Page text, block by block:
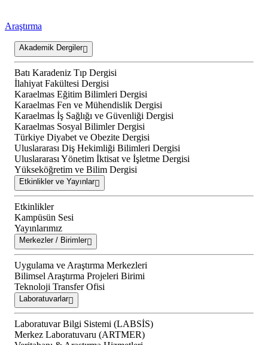
Araştırma
Akademik Dergiler
Batı Karadeniz Tıp Dergisi
İlahiyat Fakültesi Dergisi
Karaelmas Eğitim Bilimleri Dergisi
Karaelmas Fen ve Mühendislik Dergisi
Karaelmas İş Sağlığı ve Güvenliği Dergisi
Karaelmas Sosyal Bilimler Dergisi
Türkiye Diyabet ve Obezite Dergisi
Uluslararası Diş Hekimliği Bilimleri Dergisi
Uluslararası Yönetim İktisat ve İşletme Dergisi
Yükseköğretim ve Bilim Dergisi
Etkinlikler ve Yayınlar
Etkinlikler
Kampüsün Sesi
Yayınlarımız
Merkezler / Birimler
Uygulama ve Araştırma Merkezleri
Bilimsel Araştırma Projeleri Birimi
Teknoloji Transfer Ofisi
Laboratuvarlar
Laboratuvar Bilgi Sistemi (LABSİS)
Merkez Laboratuvaru (ARTMER)